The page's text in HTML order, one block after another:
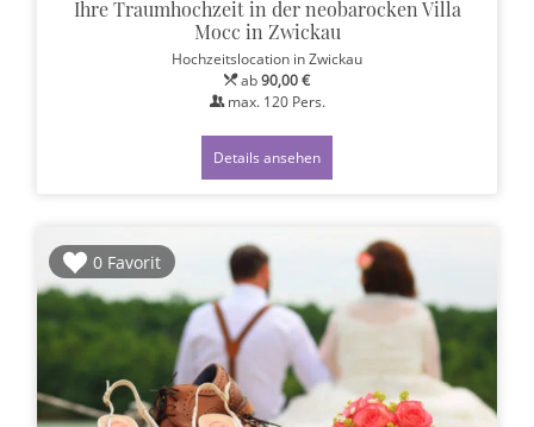
Ihre Traumhochzeit in der neobarocken Villa
Mocc in Zwickau
Hochzeitslocation in Zwickau
ab90,00 €
max. 120Pers.
Details ansehen
0 Favorit